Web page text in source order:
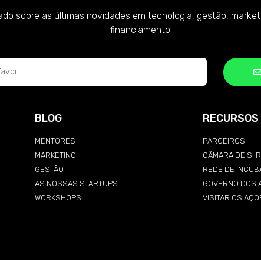
sobre as últimas novidades em tecnologia, gestão,
financiamento.
BLOG
MENTORES
MARKETING
GESTÃO
AS NOSSAS STARTUPS
WORKSHOPS
RECURSOS
PARCEIROS
CÂMARA DE S.
REDE DE
GOVERNO DOS
VISITAR OS